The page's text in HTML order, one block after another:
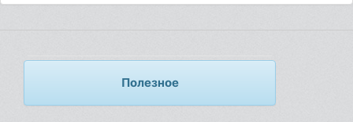
Полезное